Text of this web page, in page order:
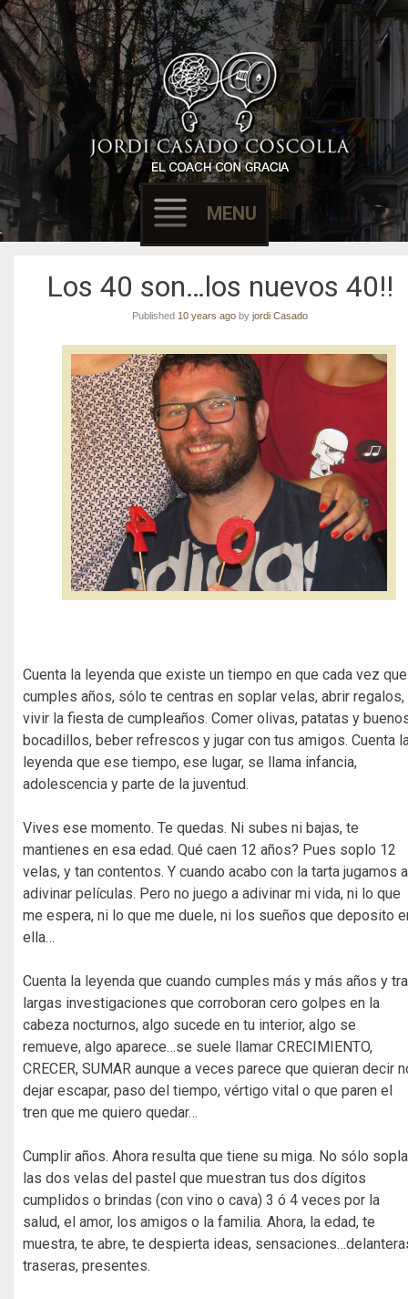
EL COACH CON
GRACIA
Filósofo & Coach
MENU
Skip to content
Los 40 son…los nuevos 40!!
Published 10 years ago byjordi Casado
Cuenta la leyenda que existe un tiempo en que cada vez que
cumples años, sólo te centras en soplar velas, abrir regalos,
vivir la fiesta de cumpleaños. Comer olivas, patatas y
bocadillos, beber refrescos y jugar con tus amigos. Cuenta
leyenda que ese tiempo, ese lugar, se llama infancia,
adolescencia y parte de la juventud.
Vives ese momento. Te quedas. Ni subes ni bajas, te
mantienes en esa edad. Qué caen 12 años? Pues soplo 12
velas, y tan contentos. Y cuando acabo con la tarta jugamos a
adivinar películas. Pero no juego a adivinar mi vida, ni lo que
me espera, ni lo que me duele, ni los sueños que deposito
ella…
Cuenta la leyenda que cuando cumples más y más años y
largas investigaciones que corroboran cero golpes en la
cabeza nocturnos, algo sucede en tu interior, algo se
remueve, algo aparece…se suele llamar CRECIMIENTO,
CRECER, SUMAR aunque a veces parece que quieran decir
dejar escapar, paso del tiempo, vértigo vital o que paren el
tren que me quiero quedar…
Cumplir años. Ahora resulta que tiene su miga. No sólo
las dos velas del pastel que muestran tus dos dígitos
cumplidos o brindas (con vino o cava) 3 ó 4 veces por la
salud, el amor, los amigos o la familia. Ahora, la edad, te
muestra, te abre, te despierta ideas,
traseras, presentes.